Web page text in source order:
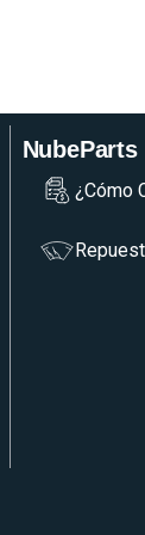
NubeParts
¿Cómo